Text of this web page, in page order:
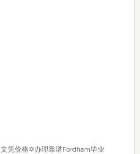
文凭价格✡办理靠谱Fordham毕业